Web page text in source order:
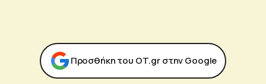
Προσθήκη του ΟΤ.gr στην Google